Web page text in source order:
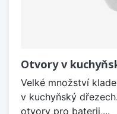
Otvory v
Velké množství
v kuchyňský
otvory pro baterii,...